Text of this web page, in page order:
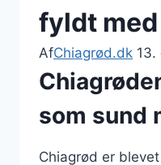
fyldt
AfChiagrød.dk 13.
som sund
Chiagrød er